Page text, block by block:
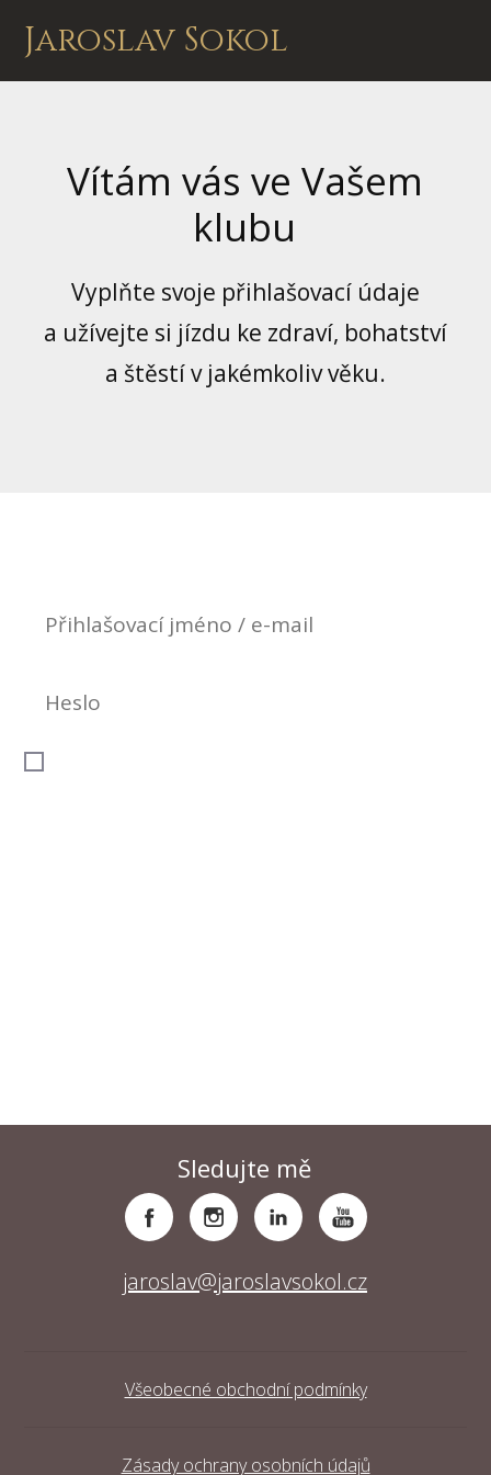
Jaroslav Sokol
Vítám vás ve Vašem
klubu
Vyplňte svoje přihlašovací údaje
a užívejte si jízdu ke zdraví, bohatství
a štěstí v jakémkoliv věku.
Sledujte mě
jaroslav@jaroslavsokol.cz
Všeobecné obchodní podmínky
Zásady ochrany osobních údajů